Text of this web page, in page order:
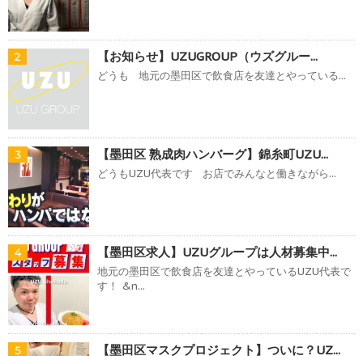
2 【お知らせ】UZUGROUP（ウズグルー...
どうも 地元の墨田区で飲食店を友達とやっている...
3 【墨田区 熟成肉ハンバーグ】錦糸町UZU...
どうもUZU代表です お店でみんなと働きながら...
4 【墨田区求人】UZUグループは人材募集中...
地元の墨田区で飲食店を友達とやっているUZU代表で
す！ &n...
5 【墨田区マスクプロジェクト】ついに？UZ...